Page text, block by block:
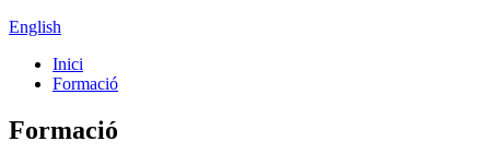
English
Inici
Formació
Formació